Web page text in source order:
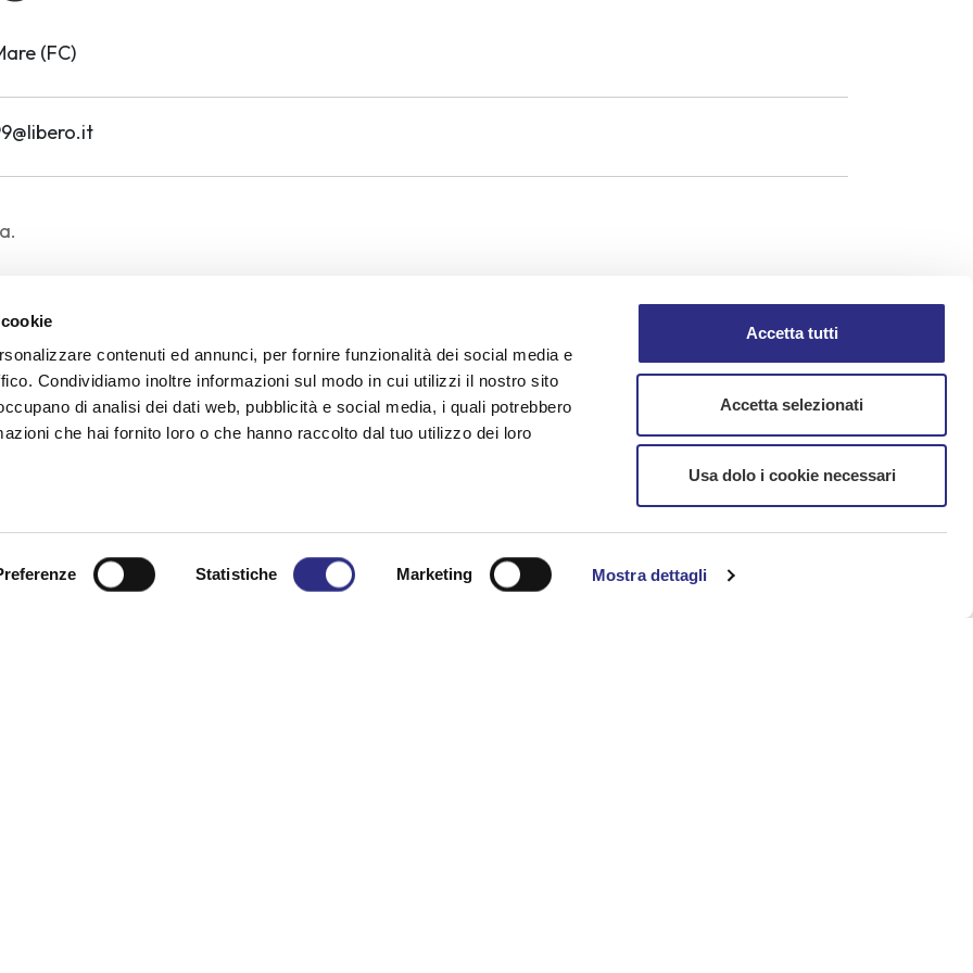
contenuti ed annunci, per fornire funzionalità dei social media e
Condividiamo inoltre informazioni sul modo in cui utilizzi il nostro sito
di analisi dei dati web, pubblicità e social media, i quali potrebbero
che hai fornito loro o che hanno raccolto dal tuo utilizzo dei loro
Statistiche Marketing Mostra dettagli
Accetta tutti
Accetta selezionati
Usa dolo i cookie necessari
(FC)
Settembre